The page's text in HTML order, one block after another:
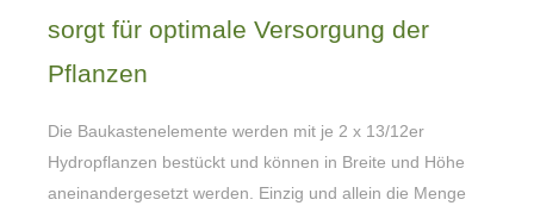
sorgt für optimale Versorgung der
Pflanzen
Die Baukastenelemente werden mit je 2 x 13/12er
Hydropflanzen bestückt und können in Breite und Höhe
aneinandergesetzt werden. Einzig und allein die Menge